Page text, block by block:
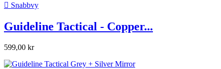
 Snabbvy
Guideline Tactical - Copper...
599,00 kr